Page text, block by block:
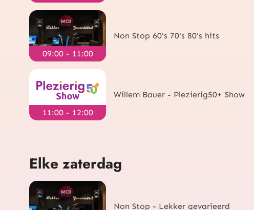
09:00 - 11:00
Non Stop 60's 70's 80's hits
11:00 - 12:00
Willem Bauer - Plezierig50+ Show
Elke zaterdag
Non Stop - Lekker gevarieerd